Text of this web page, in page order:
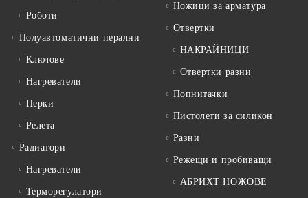
Роботи
Полуавтоматични перални
Ключове
Нагреватели
Перки
Релета
Радиатори
Нагреватели
Терморегулатори
Ножици за арматура
Отвертки
НАКРАЙНИЦИ
Отвертки разни
Попнитачки
Пистолети за силикон
Разни
Режещи и пробиващи
АБРИХТ НОЖОВЕ